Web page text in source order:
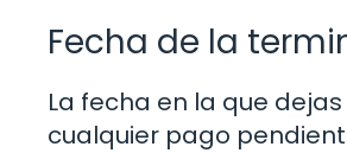
Fecha de la
La fecha en la que
cualquier pago